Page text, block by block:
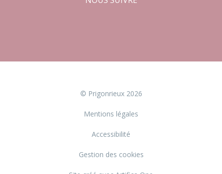
© Prigonrieux 2026
Mentions légales
Accessibilité
Gestion des cookies